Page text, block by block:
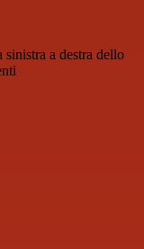
a destra dello